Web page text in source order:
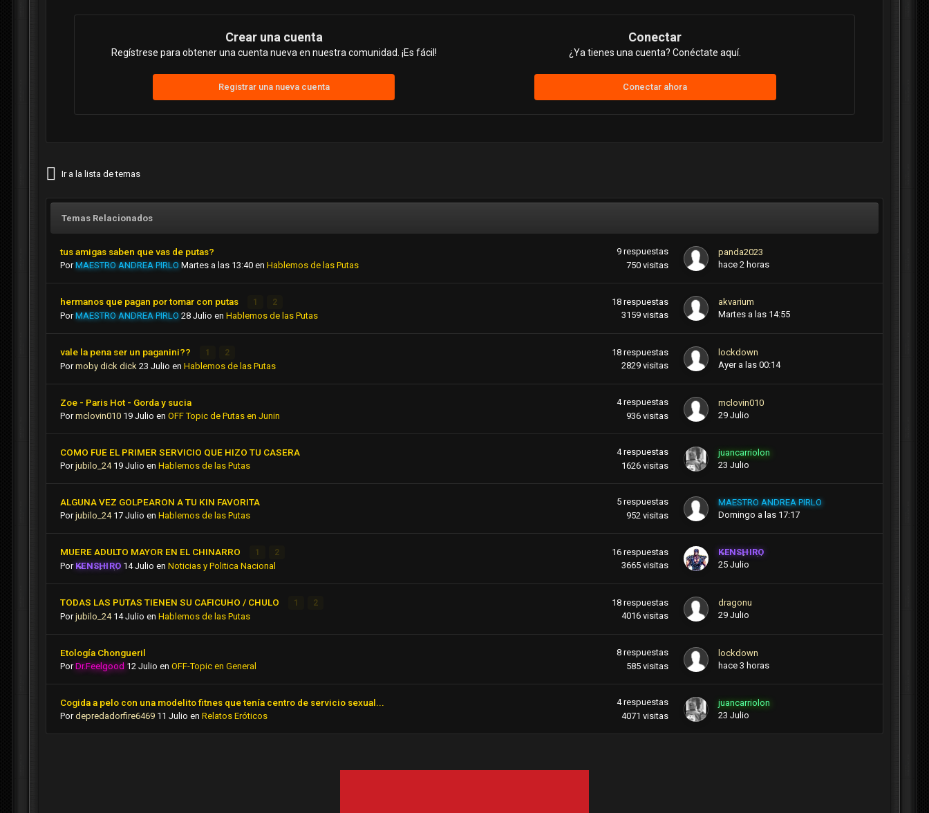
Crear una cuenta
Regístrese para obtener una cuenta nueva en nuestra comunidad. ¡Es fácil!
Registrar una nueva cuenta
Conectar
¿Ya tienes una cuenta? Conéctate aquí.
Conectar ahora
Ir a la lista de temas
Temas Relacionados
tus amigas saben que vas de putas?
PorMAESTRO ANDREA PIRLO Martes a las 13:40 en Hablemos de las Putas
9 respuestas
750 visitas
panda2023
hace 2 horas
hermanos que pagan por tomar con putas 1 2
PorMAESTRO ANDREA PIRLO 28 Julio en Hablemos de las Putas
18 respuestas
3159 visitas
akvarium
Martes a las 14:55
vale la pena ser un paganini?? 1 2
Pormoby dick dick 23 Julio en Hablemos de las Putas
18 respuestas
2829 visitas
lockdown
Ayer a las 00:14
Zoe - Paris Hot - Gorda y sucia
Pormclovin010 19 Julio en OFF Topic de Putas en Junin
4 respuestas
936 visitas
mclovin010
29 Julio
COMO FUE EL PRIMER SERVICIO QUE HIZO TU CASERA
Porjubilo_24 19 Julio en Hablemos de las Putas
4 respuestas
1626 visitas
juancarriolon
23 Julio
ALGUNA VEZ GOLPEARON A TU KIN FAVORITA
Porjubilo_24 17 Julio en Hablemos de las Putas
5 respuestas
952 visitas
MAESTRO ANDREA PIRLO
Domingo a las 17:17
MUERE ADULTO MAYOR EN EL CHINARRO 1 2
Por KENSHIRO 14 Julio enNoticias y Politica Nacional
16 respuestas
3665 visitas
KENSHIRO
25 Julio
TODAS LAS PUTAS TIENEN SU CAFICUHO / CHULO 1 2
Porjubilo_24 14 Julio en Hablemos de las Putas
18 respuestas
4016 visitas
dragonu
29 Julio
Etología Chongueril
PorDr.Feelgood 12 Julio en OFF-Topic en General
8 respuestas
585 visitas
lockdown
hace 3 horas
Cogida a pelo con una modelito fitnes que tenía centro de servicio sexual...
Pordepredadorfire6469 11 Julio en Relatos Eróticos
4 respuestas
4071 visitas
juancarriolon
23 Julio